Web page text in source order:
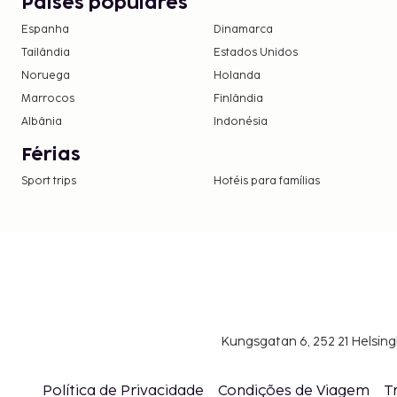
na confirmação de reserva.
Espanha Dinamarca
Tailândia
Estados Unidos
Noruega
Holanda
Marrocos
Finlândia
Albânia
Indonésia
Férias
Sport trips Hotéis para famílias
Kungsgatan 6, 252 21
Política de Privacidade Condições de Viagem